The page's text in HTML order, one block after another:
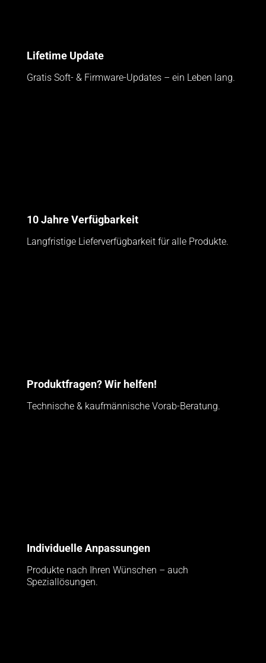
Lifetime Update
Gratis Soft- & Firmware-Updates – ein Leben lang.
10 Jahre Verfügbarkeit
Langfristige Lieferverfügbarkeit für alle Produkte.
Produktfragen? Wir helfen!
Technische & kaufmännische Vorab-Beratung.
Individuelle Anpassungen
Produkte nach Ihren Wünschen – auch
Speziallösungen.